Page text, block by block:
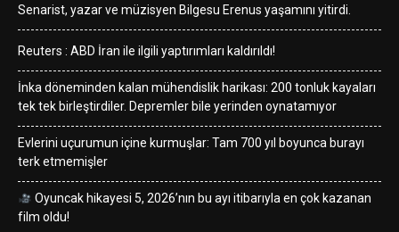
Senarist, yazar ve müzisyen Bilgesu Erenus yaşamını yitirdi.
Reuters : ABD İran ile ilgili yaptırımları kaldırıldı!
İnka döneminden kalan mühendislik harikası: 200 tonluk kayaları
tek tek birleştirdiler. Depremler bile yerinden oynatamıyor
Evlerini uçurumun içine kurmuşlar: Tam 700 yıl boyunca burayı
terk etmemişler
Oyuncak hikayesi 5, 2026’nın bu ayı itibarıyla en çok kazanan
film oldu!